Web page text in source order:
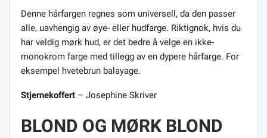
Denne hårfargen regnes som universell, da den passer
alle, uavhengig av øye- eller hudfarge. Riktignok, hvis du
har veldig mørk hud, er det bedre å velge en ikke-
monokrom farge med tillegg av en dypere hårfarge. For
eksempel hvetebrun balayage.
Stjernekoffert – Josephine Skriver
BLOND OG MØRK BLOND